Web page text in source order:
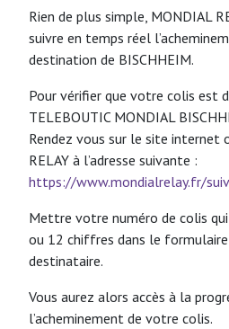
Rien de plus simple, MONDIAL
suivre en temps réel
destination de BISCHHEIM.
Pour vérifier que votre colis est
TELEBOUTIC MONDIAL
Rendez vous sur le site internet
RELAY à l’adresse suivante :
https://www.mondialrelay.fr/
Mettre votre numéro de colis
ou 12 chiffres dans le
destinataire.
Vous aurez alors accès à la
l’acheminement de votre colis.